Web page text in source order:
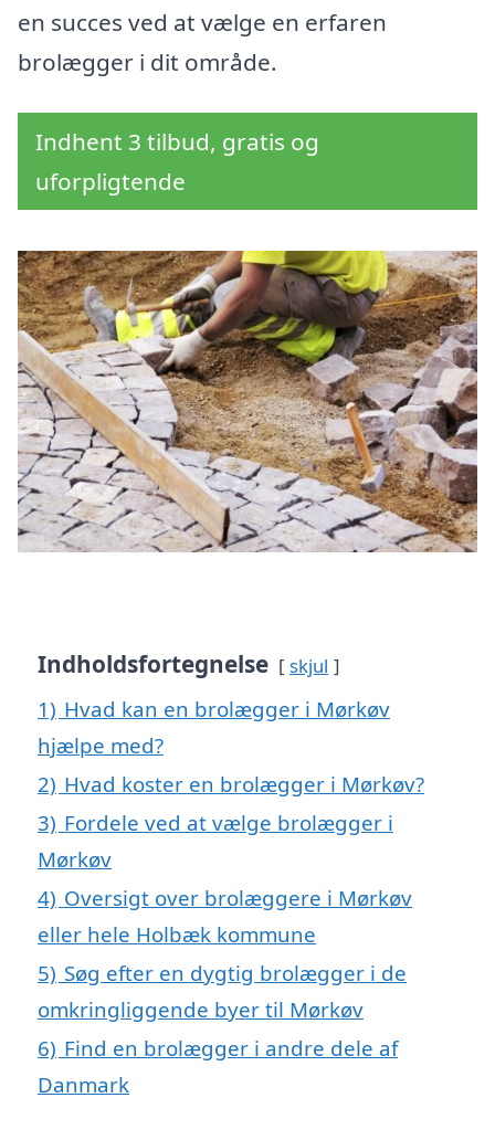
en succes ved at vælge en erfaren
brolægger i dit område.
Indhent 3 tilbud, gratis og
uforpligtende
Indholdsfortegnelse skjul
1) Hvad kan en brolægger i Mørkøv
hjælpe med?
2) Hvad koster en brolægger i Mørkøv?
3) Fordele ved at vælge brolægger i
Mørkøv
4) Oversigt over brolæggere i Mørkøv
eller hele Holbæk kommune
5) Søg efter en dygtig brolægger i de
omkringliggende byer til Mørkøv
6) Find en brolægger i andre dele af
Danmark